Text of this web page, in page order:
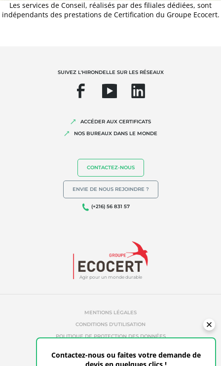
Les services de Conseil, réalisés par des filiales dédiées, sont
indépendants des prestations de Certification du Groupe Ecocert.
Agir pour un monde durable
SUIVEZ L'HIRONDELLE SUR LES RÉSEAUX
ACCÉDER AUX CERTIFICATS
NOS BUREAUX DANS LE MONDE
CONTACTEZ-NOUS
ENVIE DE NOUS REJOINDRE ?
(+216) 56 831 57
MENTIONS LÉGALES
CONDITIONS D'UTILISATION
POLITIQUE DE PROTECTION DES DONNÉES
RÉFÉRENCES ABUSIVES
Contactez-nous ou faites votre demande de